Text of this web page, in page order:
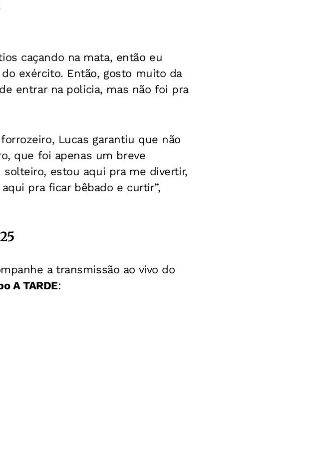
caçando na mata, então eu
exército. Então, gosto muito da
entrar na polícia, mas não foi pra
Lucas garantiu que não
que foi apenas um breve
solteiro, estou aqui pra me divertir,
pra ficar bêbado e curtir”,
a transmissão ao vivo do
A TARDE: